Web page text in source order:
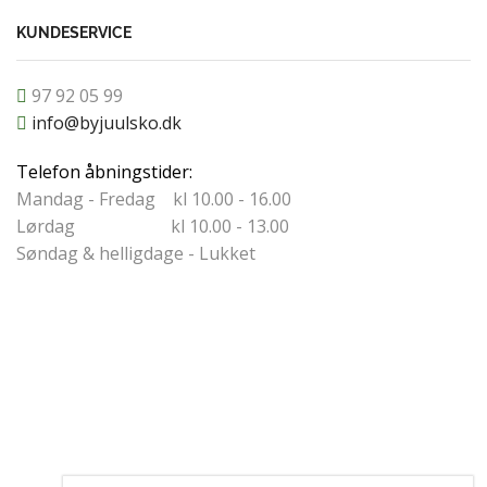
KUNDESERVICE
97 92 05 99
info@byjuulsko.dk
Telefon åbningstider:
Mandag - Fredag kl 10.00 - 16.00
Lørdag kl 10.00 - 13.00
Søndag & helligdage - Lukket